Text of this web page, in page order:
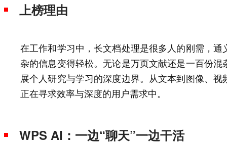
上榜理由
在工作和学习中，长文档处理是很多人的刚需，
杂的信息变得轻松。无论是万页文献还是一百份
展个人研究与学习的深度边界。从文本到图像、
正在寻求效率与深度的用户需求中。
WPS AI：一边“聊天”一边干活